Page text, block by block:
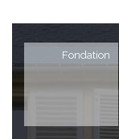
Fondation